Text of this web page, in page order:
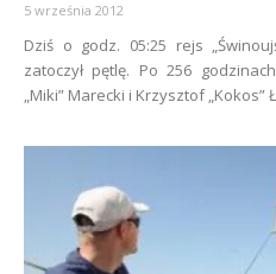
5 września 2012
Dziś o godz. 05:25 rejs
zatoczył pętlę. Po 256
„Miki” Marecki i Krzysztof „Kokos”